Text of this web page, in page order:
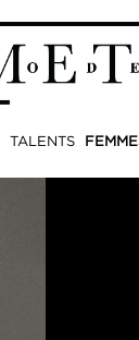
TALENTS